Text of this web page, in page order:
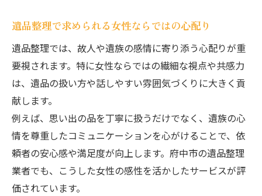
遺品整理で求められる女性ならではの心配り
遺品整理では、故人や遺族の感情に寄り添う心配りが重
要視されます。特に女性ならではの繊細な視点や共感力
は、遺品の扱い方や話しやすい雰囲気づくりに大きく貢
献します。
例えば、思い出の品を丁寧に扱うだけでなく、遺族の心
情を尊重したコミュニケーションを心がけることで、依
頼者の安心感や満足度が向上します。府中市の遺品整理
業者でも、こうした女性の感性を活かしたサービスが評
価されています。